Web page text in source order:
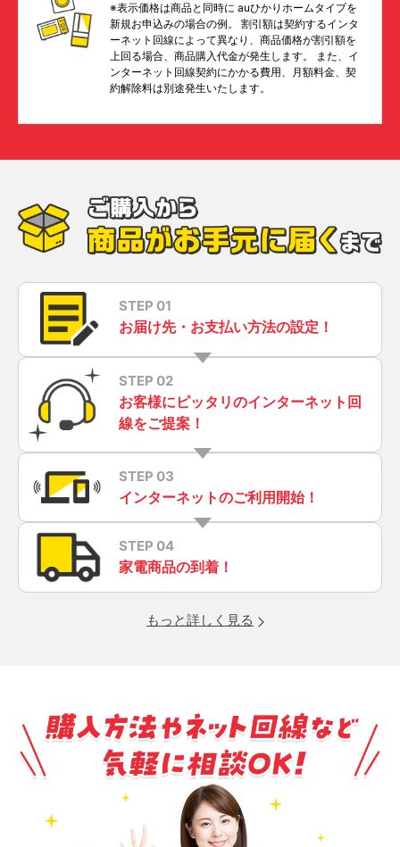
※表示価格は商品と同時に auひかりホームタイプを
新規お申込みの場合の例。 割引額は契約するインタ
ーネット回線によって異なり、商品価格が割引額を
上回る場合、商品購入代金が発生します。 また、イ
ンターネット回線契約にかかる費用、月額料金、契
約解除料は別途発生いたします。
STEP 01
お届け先・お支払い方法の設定！
STEP 02
お客様にピッタリのインターネット回
線をご提案！
STEP 03
インターネットのご利用開始！
STEP 04
家電商品の到着！
もっと詳しく見る